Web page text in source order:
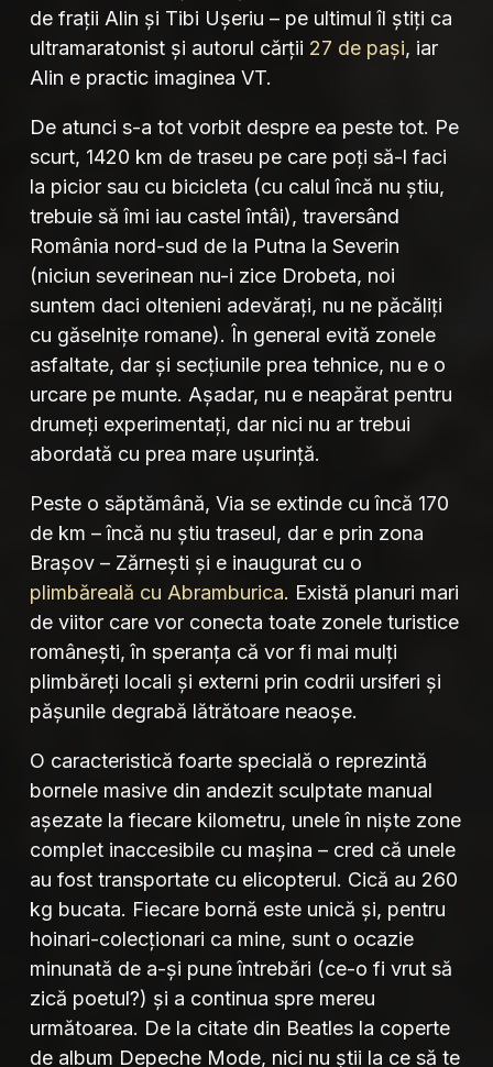
de frații Alin și Tibi Ușeriu – pe ultimul îl știți ca
ultramaratonist și autorul cărții 27 de pași, iar
Alin e practic imaginea VT.
De atunci s-a tot vorbit despre ea peste tot. Pe
scurt, 1420 km de traseu pe care poți să-l faci
la picior sau cu bicicleta (cu calul încă nu știu,
trebuie să îmi iau castel întâi), traversând
România nord-sud de la Putna la Severin
(niciun severinean nu-i zice Drobeta, noi
suntem daci oltenieni adevărați, nu ne păcăliți
cu găselnițe romane). În general evită zonele
asfaltate, dar și secțiunile prea tehnice, nu e o
urcare pe munte. Așadar, nu e neapărat pentru
drumeți experimentați, dar nici nu ar trebui
abordată cu prea mare ușurință.
Peste o săptămână, Via se extinde cu încă 170
de km – încă nu știu traseul, dar e prin zona
Brașov – Zărnești și e inaugurat cu o
plimbăreală cu Abramburica. Există planuri mari
de viitor care vor conecta toate zonele turistice
românești, în speranța că vor fi mai mulți
plimbăreți locali și externi prin codrii ursiferi și
pășunile degrabă lătrătoare neaoșe.
O caracteristică foarte specială o reprezintă
bornele masive din andezit sculptate manual
așezate la fiecare kilometru, unele în niște zone
complet inaccesibile cu mașina – cred că unele
au fost transportate cu elicopterul. Cică au 260
kg bucata. Fiecare bornă este unică și, pentru
hoinari-colecționari ca mine, sunt o ocazie
minunată de a-și pune întrebări (ce-o fi vrut să
zică poetul?) și a continua spre mereu
următoarea. De la citate din Beatles la coperte
de album Depeche Mode, nici nu știi la ce să te